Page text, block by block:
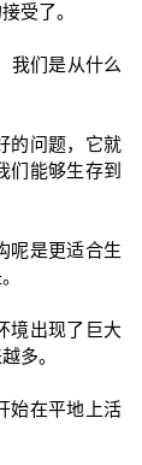
受了。
我们是从什么
的问题，它就
们能够生存到
呢是更适合生
境出现了巨大
多。
始在平地上活